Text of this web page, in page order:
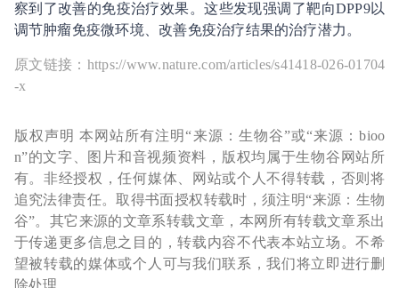
察到了改善的免疫治疗效果。这些发现强调了靶向DPP9以
调节肿瘤免疫微环境、改善免疫治疗结果的治疗潜力。
原文链接：https://www.nature.com/articles/s41418-026-01704
-x
版权声明 本网站所有注明“来源：生物谷”或“来源：bioo
n”的文字、图片和音视频资料，版权均属于生物谷网站所
有。非经授权，任何媒体、网站或个人不得转载，否则将
追究法律责任。取得书面授权转载时，须注明“来源：生物
谷”。其它来源的文章系转载文章，本网所有转载文章系出
于传递更多信息之目的，转载内容不代表本站立场。不希
望被转载的媒体或个人可与我们联系，我们将立即进行删